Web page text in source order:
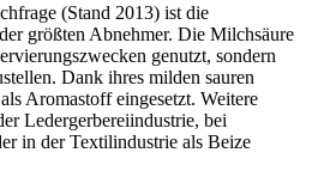
(Stand 2013) ist die
größten Abnehmer. Die Milchsäure
genutzt, sondern
Dank ihres milden sauren
Aromastoff eingesetzt. Weitere
Ledergerbereiindustrie, bei
in der Textilindustrie als Beize